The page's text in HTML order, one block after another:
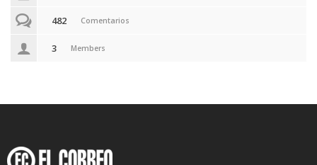
482 Comentarios
3 Members